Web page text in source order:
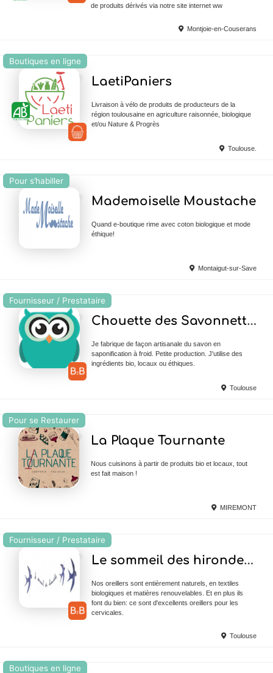
de produits dérivés via notre site internet ww
Montjoie-en-Couserans
Boutiques en ligne
LaetiPaniers
Livraison à vélo de produits de producteurs de la
région toulousaine en agriculture raisonnée, biologique
et/ou Nature & Progrès
Toulouse.
Pour s’habiller
Mademoiselle Moustache
Quand e-boutique rime avec coton biologique et mode
éthique!
Montaigut-sur-Save
Fournisseur / Prestataire
Chouette des Savonnettes
Je fabrique de façon artisanale du savon en
saponification à froid. Petite production. J'utilise des
ingrédients bio, locaux ou éthiques.
Toulouse
Pour se Restaurer
La Plaque Tournante
Nous cuisinons à partir de produits bio et locaux, tout
est fait maison !
MIREMONT
Fournisseur / Prestataire
Le sommeil des hirondelles
Nos oreillers sont entièrement naturels, en textiles
biologiques et matières renouvelables. Et en plus ils
font du bien: ce sont d'excellents oreillers pour les
cervicales.
Toulouse
Boutiques en ligne